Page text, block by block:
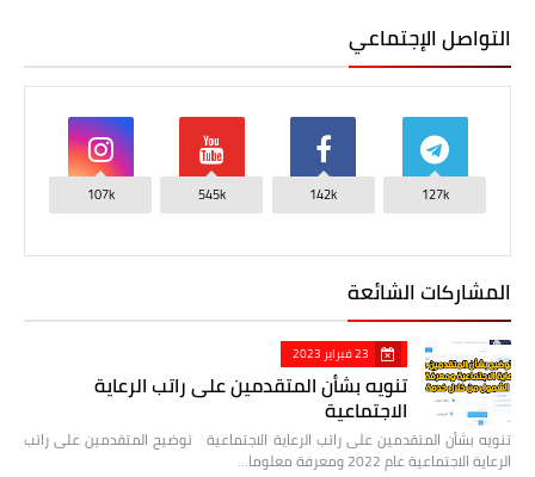
التواصل الإجتماعي
127k
142k
545k
107k
المشاركات الشائعة
23 فبراير 2023
تنويه بشأن المتقدمين على راتب الرعاية
الاجتماعية
تنويه بشأن المتقدمين على راتب الرعاية الاجتماعية توضيح المتقدمين على راتب
الرعاية الاجتماعية عام 2022 ومعرفة معلوما…